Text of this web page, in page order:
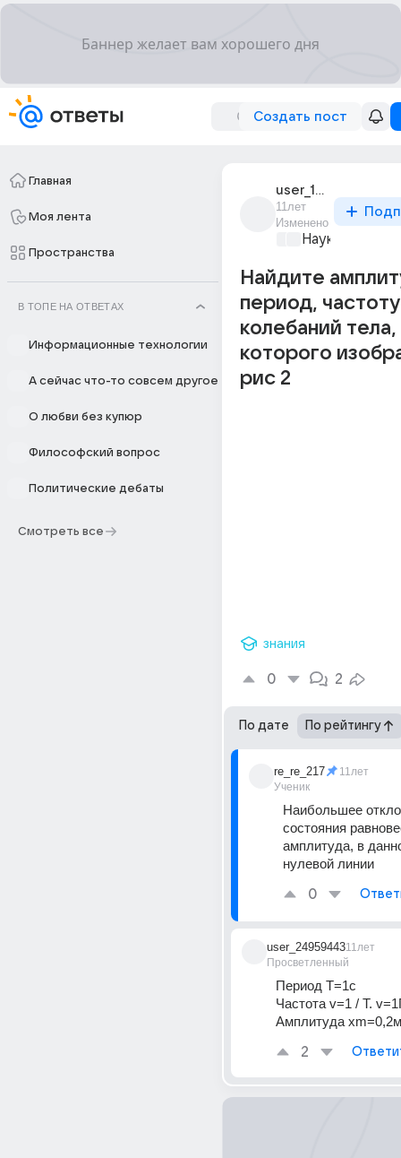
Создать пост
Главная
Моя лента
Пространства
В ТОПЕ НА ОТВЕТАХ
Информационные технологии
А сейчас что-то совсем другое
О любви без купюр
Философский вопрос
Политические дебаты
Смотреть все
user_190307368
11лет
Изменено
Наука
Найдите
период, частоту
колебаний
которого
рис 2
знания
0 2
По дате По рейтингу
re_re_217
Ученик
11лет
Наибольшее
состояния
амплитуда, в
нулевой линии
0
user_24959443
Просветленный
11лет
Период Т=1с
Частота v=1 / T.
Амплитуда
2